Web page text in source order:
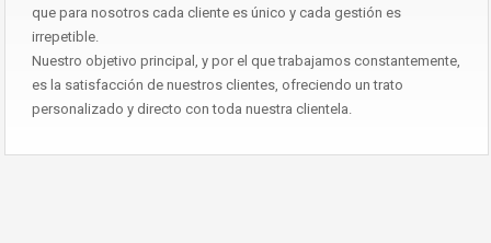
que para nosotros cada cliente es único y cada gestión es
irrepetible.
Nuestro objetivo principal, y por el que trabajamos constantemente,
es la satisfacción de nuestros clientes, ofreciendo un trato
personalizado y directo con toda nuestra clientela.